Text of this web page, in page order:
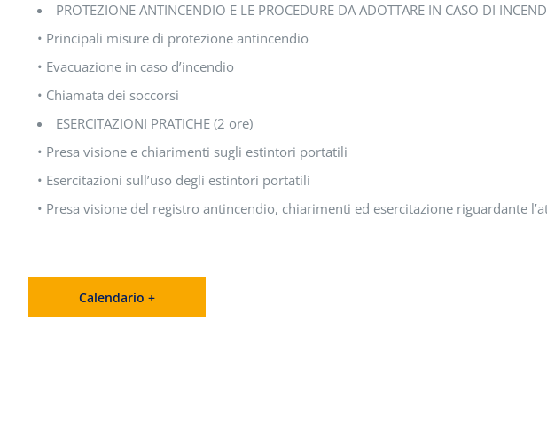
PROTEZIONE ANTINCENDIO E LE PROCEDURE DA ADOTTARE IN CASO DI
• Principali misure di protezione antincendio
• Evacuazione in caso d’incendio
• Chiamata dei soccorsi
ESERCITAZIONI PRATICHE (2 ore)
• Presa visione e chiarimenti sugli estintori portatili
• Esercitazioni sull’uso degli estintori portatili
• Presa visione del registro antincendio, chiarimenti ed esercitazione riguardante
Calendario +